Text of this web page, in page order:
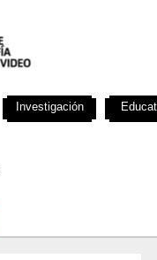
Investigación